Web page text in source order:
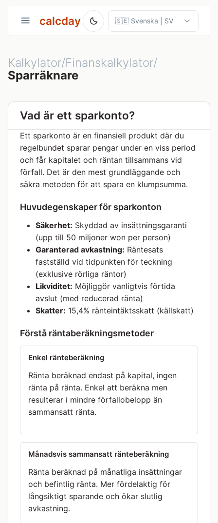
calcday
Kalkylator/Finanskalkylator/
Sparräknare
Vad är ett sparkonto?
Ett sparkonto är en finansiell produkt där du
regelbundet sparar pengar under en viss period
och får kapitalet och räntan tillsammans vid
förfall. Det är den mest grundläggande och
säkra metoden för att spara en klumpsumma.
Huvudegenskaper för sparkonton
Säkerhet: Skyddad av insättningsgaranti
(upp till 50 miljoner won per person)
Garanterad avkastning: Räntesats
fastställd vid tidpunkten för teckning
(exklusive rörliga räntor)
Likviditet: Möjliggör vanligtvis förtida
avslut (med reducerad ränta)
Skatter: 15,4% ränteintäktsskatt (källskatt)
Förstå räntaberäkningsmetoder
Enkel ränteberäkning
Ränta beräknad endast på kapital, ingen
ränta på ränta. Enkel att beräkna men
resulterar i mindre förfallobelopp än
sammansatt ränta.
Månadsvis sammansatt ränteberäkning
Ränta beräknad på månatliga insättningar
och befintlig ränta. Mer fördelaktig för
långsiktigt sparande och ökar slutlig
avkastning.